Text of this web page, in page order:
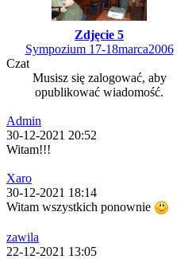
Zdjęcie 5
Sympozium 17-18marca2006
Czat
Musisz się zalogować, aby
opublikować wiadomość.
Admin
30-12-2021 20:52
Witam!!!
Xaro
30-12-2021 18:14
Witam wszystkich ponownie
zawila
22-12-2021 13:05